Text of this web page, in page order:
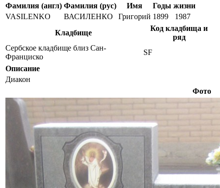
Фамилия (англ) Фамилия (рус) Имя
Годы жизни
VASILENKO
ВАСИЛЕНКО Григорий 1899
1987
Кладбище
Код кладбища и
ряд
Сербское кладбище близ Сан-
Франциско
SF
Описание
Диакон
Фото